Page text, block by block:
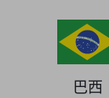
巴西